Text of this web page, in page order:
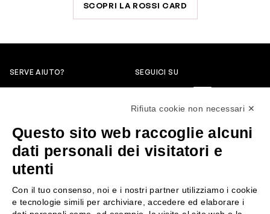
SCOPRI LA ROSSI CARD
SERVE AIUTO?
servizioclienti@rossiprofumi.it
SEGUICI SU
SERVIZIO CLIENTI
Resi e rimborsi
Pagamenti
Chi siamo
Contattaci
Rifiuta cookie non necessari ✕
Questo sito web raccoglie alcuni
dati personali dei visitatori e
utenti
Con il tuo consenso, noi e i nostri partner utilizziamo i cookie
e tecnologie simili per archiviare, accedere ed elaborare i